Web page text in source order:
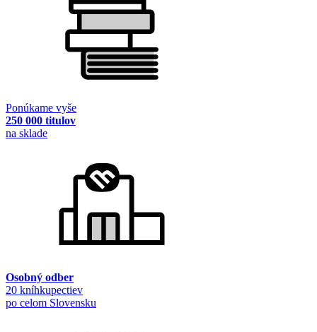
Ponúkame vyše
250 000 titulov
na sklade
Osobný odber
20 kníhkupectiev
po celom Slovensku